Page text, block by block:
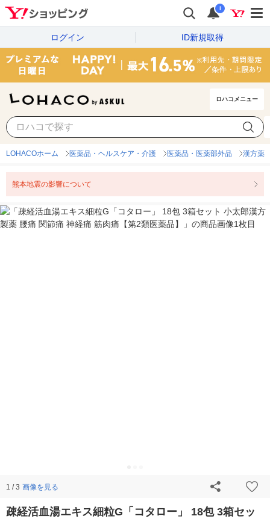
i
ログイン ID新規取得
ロハコメニュー
LOHACOホーム 医薬品・ヘルスケア・介護 医薬品・医薬部外品 漢方薬
熊本地震の影響について
1 / 3 画像を見る
疎経活血湯エキス細粒G「コタロー」 18包 3箱セッ